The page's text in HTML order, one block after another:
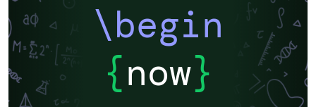
\begin
{now}